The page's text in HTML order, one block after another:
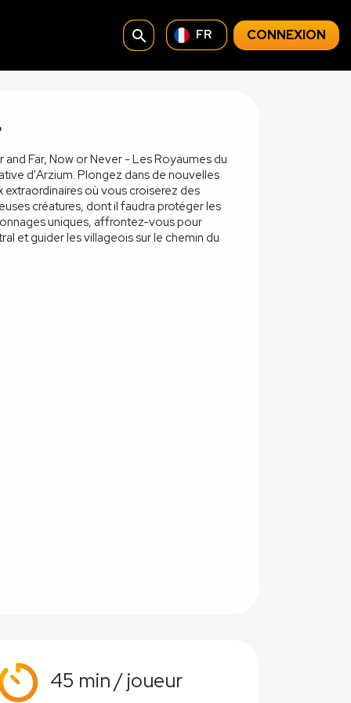
search FR CONNEXION
Far, Now or Never - Les Royaumes du
d'Arzium. Plongez dans de nouvelles
extraordinaires où vous croiserez des
créatures, dont il faudra protéger les
uniques, affrontez-vous pour
et guider les villageois sur le chemin du
45 min / joueur